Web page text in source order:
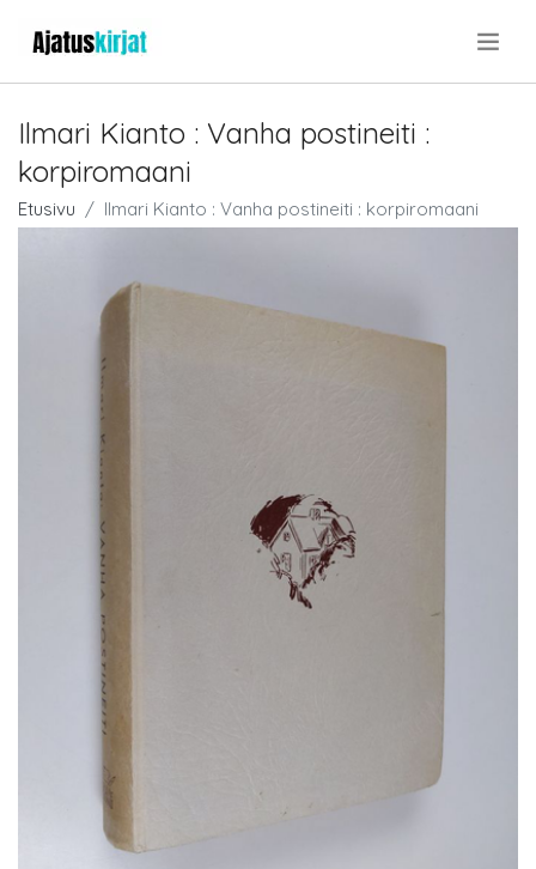
Ilmari Kianto : Vanha postineiti :
korpiromaani
Etusivu Ilmari Kianto : Vanha postineiti : korpiromaani